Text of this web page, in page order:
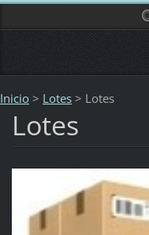
Inicio > Lotes > Lotes
Lotes